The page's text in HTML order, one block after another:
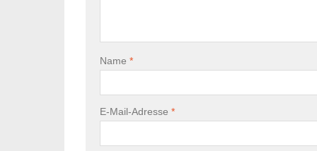
Name *
E-Mail-Adresse *